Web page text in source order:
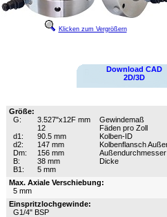
Klicken zum Vergrößern
Download CAD
2D/3D
Größe:
G:
3.527"x12F mm
Gewindemaß
12
Fäden pro Zoll
d1:
90.5 mm
Kolben-ID
d2:
147 mm
Kolbenflansch
Dm:
156 mm
Außendurchmesser
B:
38 mm
Dicke
B1:
5 mm
Max. Axiale Verschiebung:
5 mm
Einspritzlochgewinde:
G1/4" BSP